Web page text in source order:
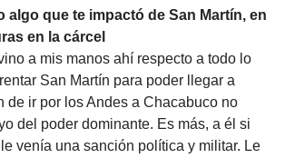
algo que te impactó de San Martín, en
en la cárcel
a mis manos ahí respecto a todo lo
San Martín para poder llegar a
de ir por los Andes a Chacabuco no
del poder dominante. Es más, a él si
venía una sanción política y militar. Le